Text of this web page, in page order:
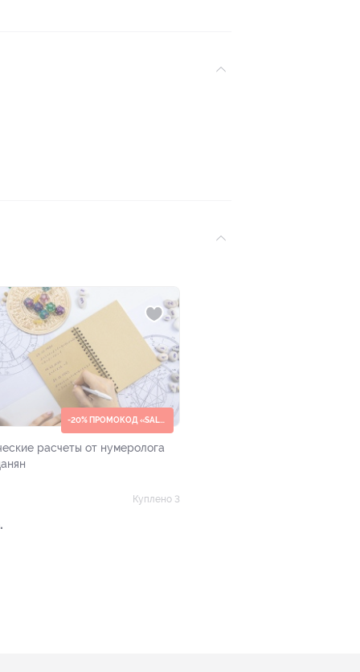
-20% ПРОМОКОД «SALE20»
расчеты от нумеролога
Куплено 3